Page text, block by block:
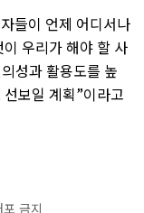
들이 언제 어디서나
우리가 해야 할 사
성과 활용도를 높
보일 계획”이라고
금지